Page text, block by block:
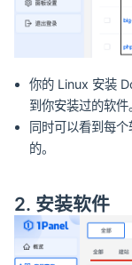
你的 Linux 安装
到你安装过的软件
同时可以看到每
的。
2. 安装软件